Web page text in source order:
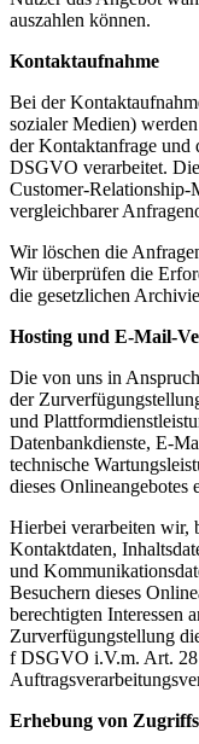
auszahlen können.
Kontaktaufnahme
Bei der
sozialer Medien)
der Kontaktanfrage
DSGVO verarbeitet.
Customer-Relationship-
vergleichbarer
Wir löschen die
Wir überprüfen die
die gesetzlichen
Hosting und E-Mail-
Die von uns in
der
und
Datenbankdienste, E-
technische
dieses Onlineangebotes
Hierbei verarbeiten wir,
Kontaktdaten,
und
Besuchern dieses
berechtigten Interessen
Zurverfügungstellung
f DSGVO i.V.m. Art.
Erhebung von